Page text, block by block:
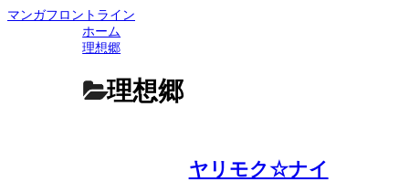
マンガフロントライン
ホーム
理想郷
理想郷
ヤリモク☆ナイ